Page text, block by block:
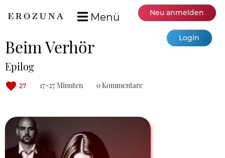
Menü Neu anmelden
Login
Beim Verhör
Epilog
27 17-27 Minuten 0 Kommentare